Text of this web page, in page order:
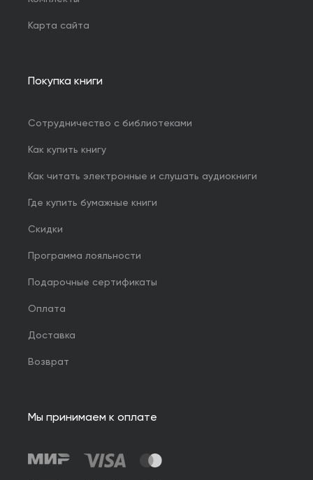
Карта сайта
Покупка книги
Сотрудничество с библиотеками
Как купить книгу
Как читать электронные и слушать аудиокниги
Где купить бумажные книги
Скидки
Программа лояльности
Подарочные сертификаты
Оплата
Доставка
Возврат
Мы принимаем к оплате